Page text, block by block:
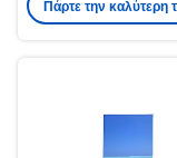
Πάρτε την καλύτερη